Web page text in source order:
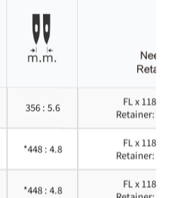
356 : 5.6
FL x 118GCS
Retainer:
*448 : 4.8
FL x 118GCS
Retainer:
*448 : 4.8
FL x 118GCS
Retainer: